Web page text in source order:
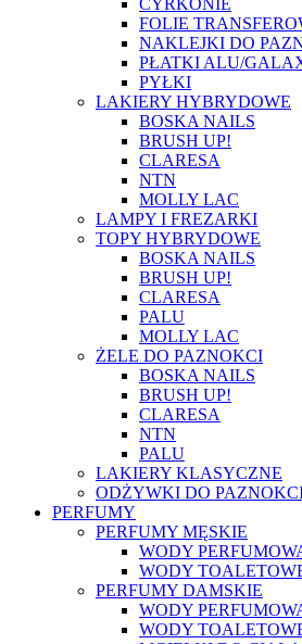
FOLIE
NAKLEJKI DO
PŁATKI ALU/
PYŁKI
LAKIERY HYBRYDOWE
BOSKA NAILS
BRUSH UP!
CLARESA
NTN
MOLLY LAC
LAMPY I FREZARKI
TOPY HYBRYDOWE
BOSKA NAILS
BRUSH UP!
CLARESA
PALU
MOLLY LAC
ŻELE DO PAZNOKCI
BOSKA NAILS
BRUSH UP!
CLARESA
NTN
PALU
LAKIERY KLASYCZNE
ODŻYWKI DO
PERFUMY
PERFUMY MĘSKIE
WODY
WODY
PERFUMY DAMSKIE
WODY
WODY